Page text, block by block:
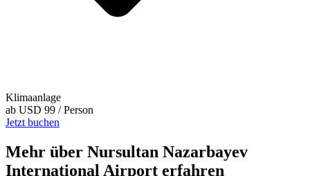
Klimaanlage
ab USD 99 / Person
Jetzt buchen
Mehr über Nursultan Nazarbayev
International Airport erfahren